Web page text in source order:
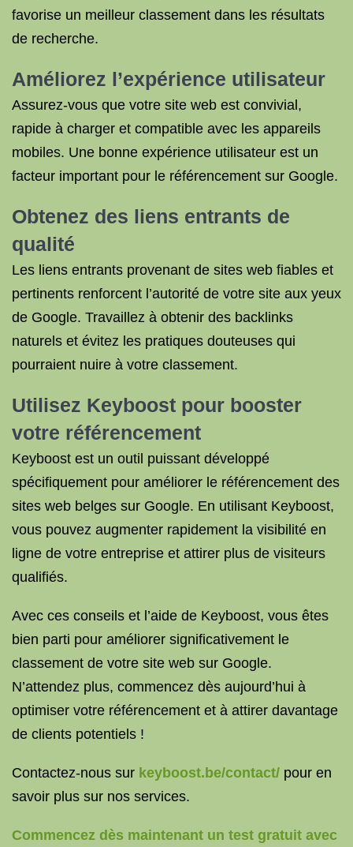
favorise un meilleur classement dans les résultats
de recherche.
Améliorez l’expérience utilisateur
Assurez-vous que votre site web est convivial,
rapide à charger et compatible avec les appareils
mobiles. Une bonne expérience utilisateur est un
facteur important pour le référencement sur Google.
Obtenez des liens entrants de
qualité
Les liens entrants provenant de sites web fiables et
pertinents renforcent l’autorité de votre site aux yeux
de Google. Travaillez à obtenir des backlinks
naturels et évitez les pratiques douteuses qui
pourraient nuire à votre classement.
Utilisez Keyboost pour booster
votre référencement
Keyboost est un outil puissant développé
spécifiquement pour améliorer le référencement des
sites web belges sur Google. En utilisant Keyboost,
vous pouvez augmenter rapidement la visibilité en
ligne de votre entreprise et attirer plus de visiteurs
qualifiés.
Avec ces conseils et l’aide de Keyboost, vous êtes
bien parti pour améliorer significativement le
classement de votre site web sur Google.
N’attendez plus, commencez dès aujourd’hui à
optimiser votre référencement et à attirer davantage
de clients potentiels !
Contactez-nous sur keyboost.be/contact/ pour en
savoir plus sur nos services.
Commencez dès maintenant un test gratuit avec